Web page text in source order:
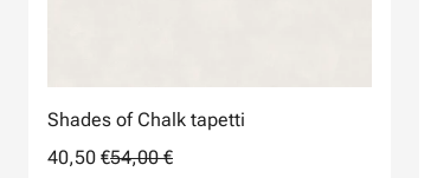
Shades of Chalk tapetti
40,50 €54,00 €